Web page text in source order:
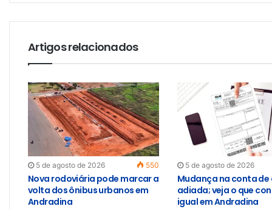
Artigos relacionados
5 de agosto de 2026 550
Nova rodoviária pode marcar a
volta dos ônibus urbanos em
Andradina
5 de agosto de 2026
Mudança na conta de
adiada; veja o que
igual em Andradina